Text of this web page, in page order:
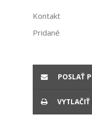
Kontakt
Pridané
POSLAŤ